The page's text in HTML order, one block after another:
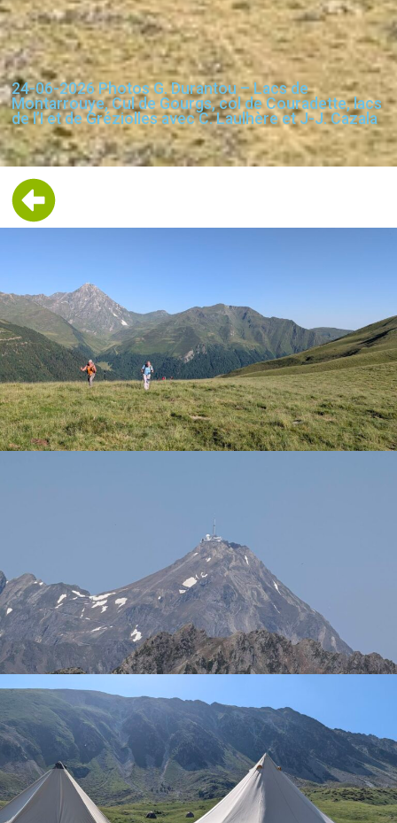
24-06-2026 Photos G. Durantou – Lacs de
Montarrouye, Cul de Gourgs, col de Couradette, lacs
de l’I et de Gréziolles avec C. Laulhère et J-J. Cazala